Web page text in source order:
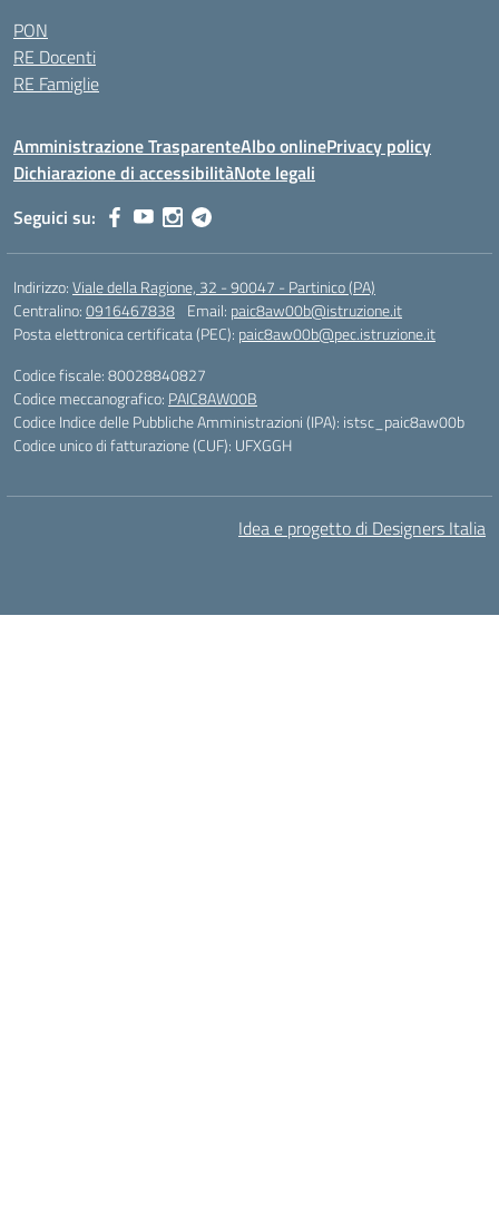
PON
RE Docenti
RE Famiglie
Amministrazione TrasparenteAlbo onlinePrivacy policy
Dichiarazione di accessibilitàNote legali
Seguici su:
Indirizzo:Viale della Ragione, 32 - 90047 - Partinico (PA)
Centralino:0916467838 Email: paic8aw00b@istruzione.it
Posta elettronica certificata (PEC): paic8aw00b@pec.istruzione.it
Codice fiscale: 80028840827
Codice meccanografico: PAIC8AW00B
Codice Indice delle Pubbliche Amministrazioni (IPA): istsc_paic8aw00b
Codice unico di fatturazione (CUF): UFXGGH
Idea e progetto di Designers Italia